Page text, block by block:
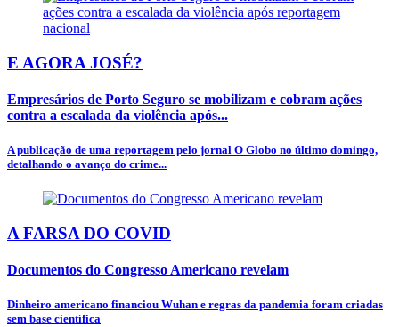
E AGORA JOSÉ?
Empresários de Porto Seguro se mobilizam e cobram ações
contra a escalada da violência após...
A publicação de uma reportagem pelo jornal O Globo no último domingo,
detalhando o avanço do crime...
A FARSA DO COVID
Documentos do Congresso Americano revelam
Dinheiro americano financiou Wuhan e regras da pandemia foram criadas
sem base científica